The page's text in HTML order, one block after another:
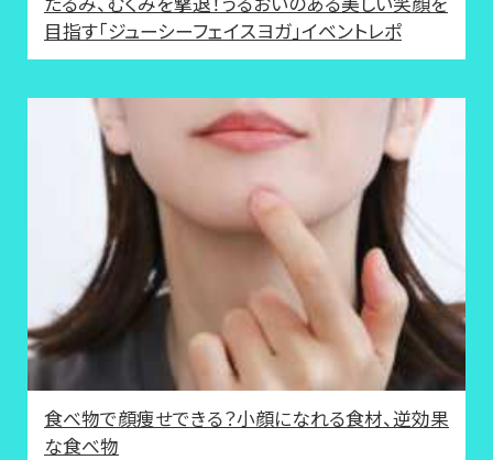
目指す「ジューシーフェイスヨガ」イベントレポ
食べ物で顔痩せできる？小顔になれる食材、逆効果
な食べ物